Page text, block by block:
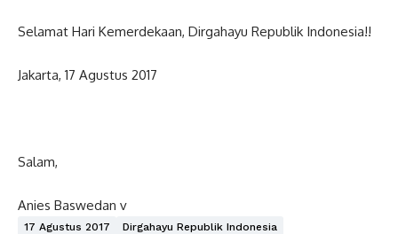
Selamat Hari Kemerdekaan, Dirgahayu Republik Indonesia!!
Jakarta, 17 Agustus 2017
Salam,
Anies Baswedan v
17 Agustus 2017
Dirgahayu Republik Indonesia